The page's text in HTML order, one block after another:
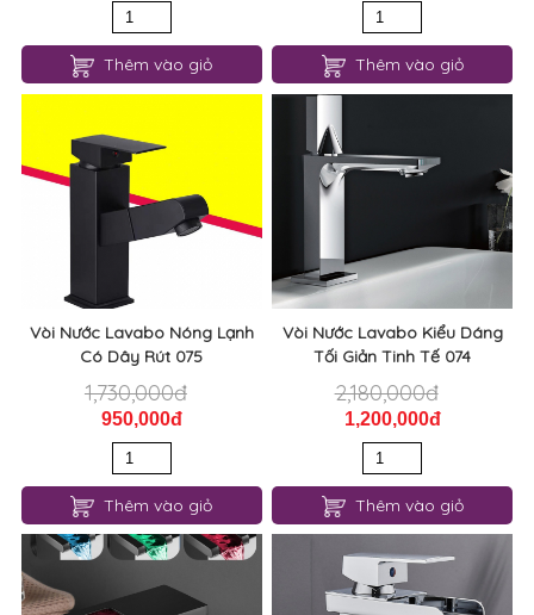
Thêm vào giỏ Thêm vào giỏ
Vòi Nước Lavabo Nóng Lạnh
Có Dây Rút 075
1,730,000đ
950,000đ
Thêm vào giỏ
Vòi Nước Lavabo Kiểu Dáng
Tối Giản Tinh Tế 074
2,180,000đ
1,200,000đ
Thêm vào giỏ